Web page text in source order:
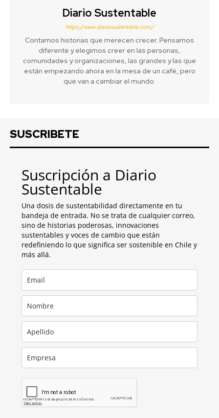
Diario Sustentable
https://www.diariosustentable.com/
Contamos historias que merecen crecer. Pensamos
diferente y elegimos creer en las personas,
comunidades y organizaciones, las grandes y las que
están empezando ahora en la mesa de un café, pero
que van a cambiar el mundo.
SUSCRIBETE
Suscripción a Diario
Sustentable
Una dosis de sustentabilidad directamente en tu
bandeja de entrada. No se trata de cualquier correo,
sino de historias poderosas, innovaciones
sustentables y voces de cambio que están
redefiniendo lo que significa ser sostenible en Chile y
más allá.